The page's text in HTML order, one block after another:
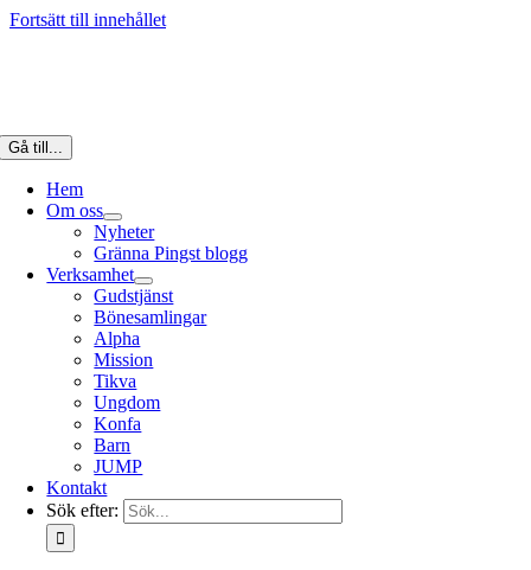
Fortsätt till innehållet
Gå till...
Hem
Om oss
Nyheter
Gränna Pingst blogg
Verksamhet
Gudstjänst
Bönesamlingar
Alpha
Mission
Tikva
Ungdom
Konfa
Barn
JUMP
Kontakt
Sök efter: